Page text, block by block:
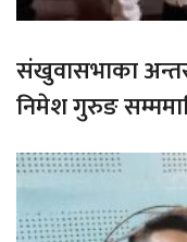
संखुवासभाका
निमेश गुरुङ